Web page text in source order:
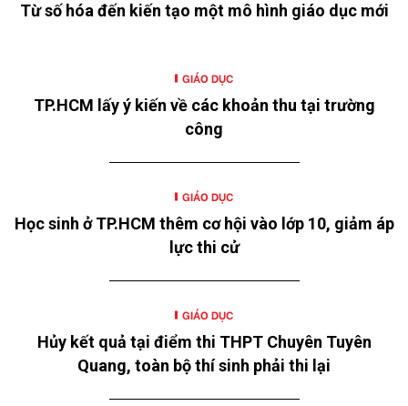
Từ số hóa đến kiến tạo một mô hình giáo dục mới
GIÁO DỤC
TP.HCM lấy ý kiến về các khoản thu tại trường
công
GIÁO DỤC
Học sinh ở TP.HCM thêm cơ hội vào lớp 10, giảm áp
lực thi cử
GIÁO DỤC
Hủy kết quả tại điểm thi THPT Chuyên Tuyên
Quang, toàn bộ thí sinh phải thi lại